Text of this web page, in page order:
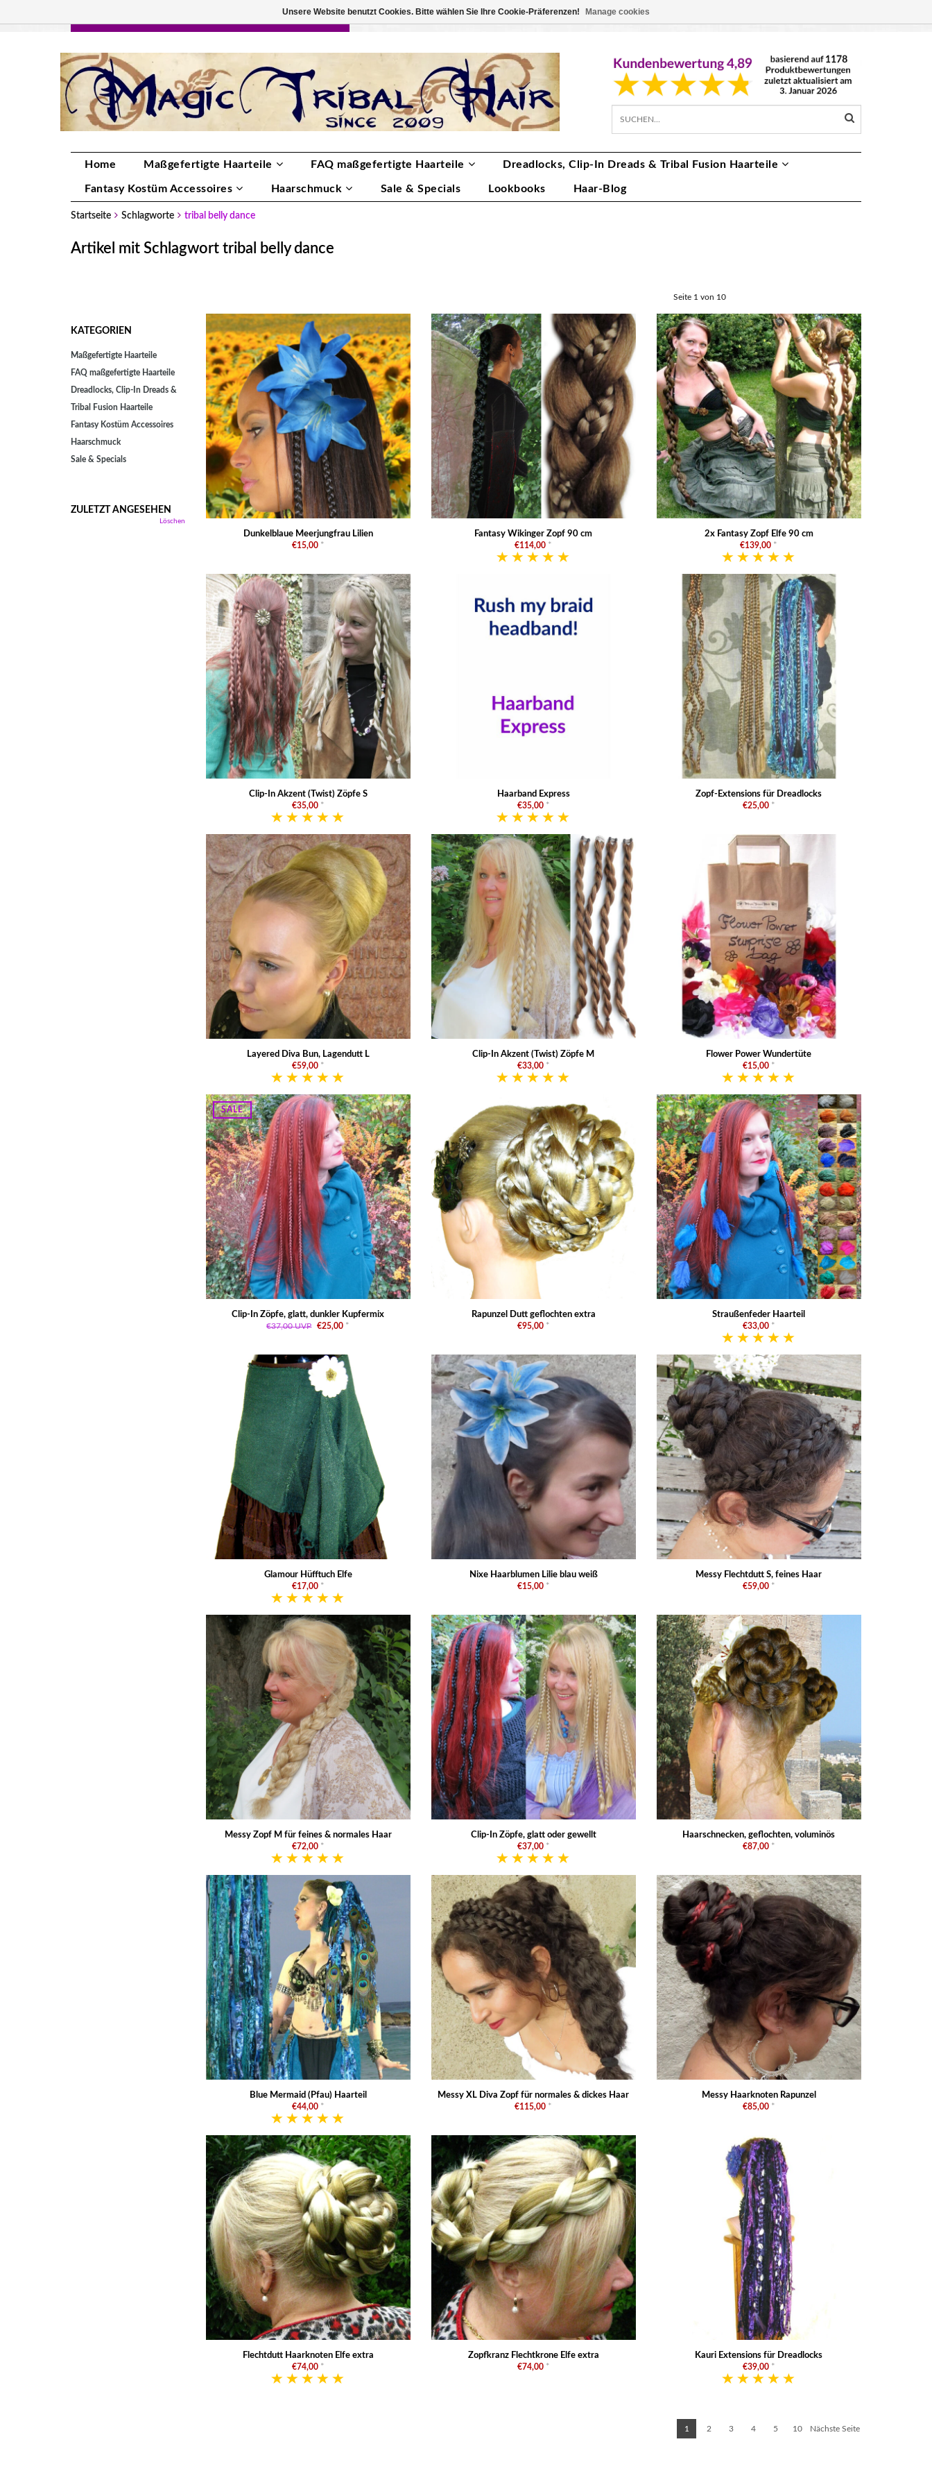
HANDGEFERTIGTE HAARTEILE, DEINE FARBE ANMELDEN 0 ARTIKEL €0,00
Home Maßgefertigte Haarteile FAQ maßgefertigte Haarteile Dreadlocks, Clip-In Dreads & Tribal Fusion Haarteile
Fantasy Kostüm Accessoires Haarschmuck Sale & Specials Lookbooks Haar-Blog
Startseite Schlagworte tribal belly dance
Artikel mit Schlagwort tribal belly dance
Seite 1 von 10
KATEGORIEN
Maßgefertigte Haarteile
FAQ maßgefertigte Haarteile
Dreadlocks, Clip-In Dreads &
Tribal Fusion Haarteile
Fantasy Kostüm Accessoires
Haarschmuck
Sale & Specials
ZULETZT ANGESEHEN
Löschen
Dunkelblaue Meerjungfrau Lilien
€15,00 *
Fantasy Wikinger Zopf 90 cm
€114,00 *
2x Fantasy Zopf Elfe 90 cm
€139,00 *
Clip-In Akzent (Twist) Zöpfe S
€35,00 *
Haarband Express
€35,00 *
Zopf-Extensions für Dreadlocks
€25,00 *
Layered Diva Bun, Lagendutt L
€59,00 *
Clip-In Akzent (Twist) Zöpfe M
€33,00 *
Flower Power Wundertüte
€15,00 *
SALE
Clip-In Zöpfe, glatt, dunkler Kupfermix
€37,00UVP €25,00 *
Rapunzel Dutt geflochten extra
€95,00 *
Straußenfeder Haarteil
€33,00 *
Glamour Hüfftuch Elfe
€17,00 *
Nixe Haarblumen Lilie blau weiß
€15,00 *
Messy Flechtdutt S, feines Haar
€59,00 *
Messy Zopf M für feines & normales Haar
€72,00 *
Clip-In Zöpfe, glatt oder gewellt
€37,00 *
Haarschnecken, geflochten, voluminös
€87,00 *
Blue Mermaid (Pfau) Haarteil
€44,00 *
Messy XL Diva Zopf für normales & dickes Haar
€115,00 *
Messy Haarknoten Rapunzel
€85,00 *
Flechtdutt Haarknoten Elfe extra
€74,00 *
Zopfkranz Flechtkrone Elfe extra
€74,00 *
Kauri Extensions für Dreadlocks
€39,00 *
1 2 3 4 5 10 Nächste Seite
Unsere Website benutzt Cookies. Bitte wählen Sie Ihre Cookie-Präferenzen! Manage cookies